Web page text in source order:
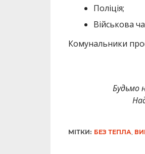
Поліція;
Військова
Комунальники
Будьмо
МІТКИ: БЕЗ ТЕПЛА,